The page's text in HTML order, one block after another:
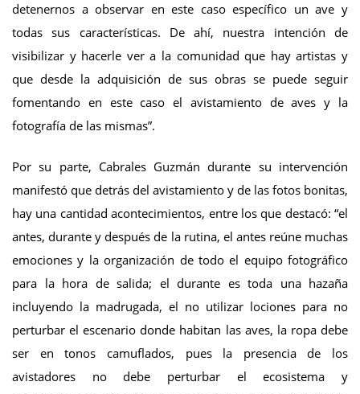
detenernos a observar en este caso específico un ave y
todas sus características. De ahí, nuestra intención de
visibilizar y hacerle ver a la comunidad que hay artistas y
que desde la adquisición de sus obras se puede seguir
fomentando en este caso el avistamiento de aves y la
fotografía de las mismas”.
Por su parte, Cabrales Guzmán durante su intervención
manifestó que detrás del avistamiento y de las fotos bonitas,
hay una cantidad acontecimientos, entre los que destacó: “el
antes, durante y después de la rutina, el antes reúne muchas
emociones y la organización de todo el equipo fotográfico
para la hora de salida; el durante es toda una hazaña
incluyendo la madrugada, el no utilizar lociones para no
perturbar el escenario donde habitan las aves, la ropa debe
ser en tonos camuflados, pues la presencia de los
avistadores no debe perturbar el ecosistema y